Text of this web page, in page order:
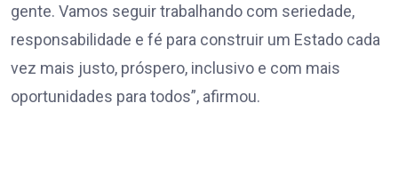
gente. Vamos seguir trabalhando com seriedade,
responsabilidade e fé para construir um Estado cada
vez mais justo, próspero, inclusivo e com mais
oportunidades para todos”, afirmou.